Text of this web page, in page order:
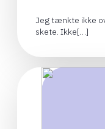
Jeg tænkte ikke
skete. Ikke[…]